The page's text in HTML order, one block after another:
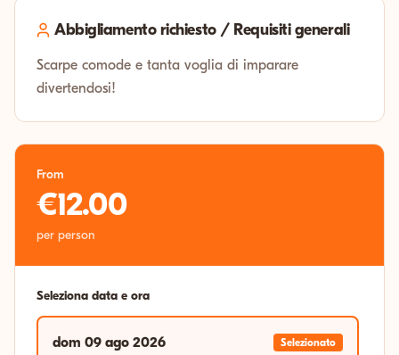
Abbigliamento richiesto / Requisiti generali
Scarpe comode e tanta voglia di imparare
divertendosi!
From
€12.00
per person
Seleziona data e ora
dom 09 ago 2026 Selezionato